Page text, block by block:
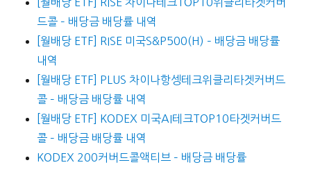
[월배당 ETF] RISE 차이나테크TOP10위클리타겟커버
드콜 – 배당금 배당률 내역
[월배당 ETF] RISE 미국S&P500(H) – 배당금 배당률
내역
[월배당 ETF] PLUS 차이나항셍테크위클리타겟커버드
콜 – 배당금 배당률 내역
[월배당 ETF] KODEX 미국AI테크TOP10타겟커버드
콜 – 배당금 배당률 내역
KODEX 200커버드콜액티브 – 배당금 배당률